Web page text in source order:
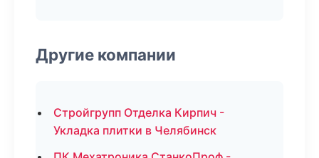
Другие компании
Стройгрупп Отделка Кирпич -
Укладка плитки в Челябинск